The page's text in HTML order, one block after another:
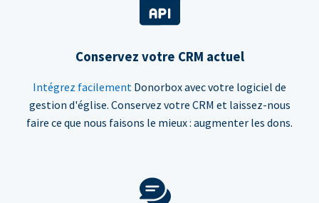
Conservez votre CRM actuel
Intégrez facilement Donorbox avec votre logiciel de
gestion d'église. Conservez votre CRM et laissez-nous
faire ce que nous faisons le mieux : augmenter les dons.